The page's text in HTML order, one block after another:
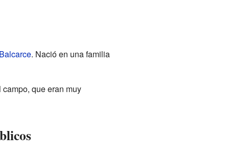
. Nació en una familia
que eran muy